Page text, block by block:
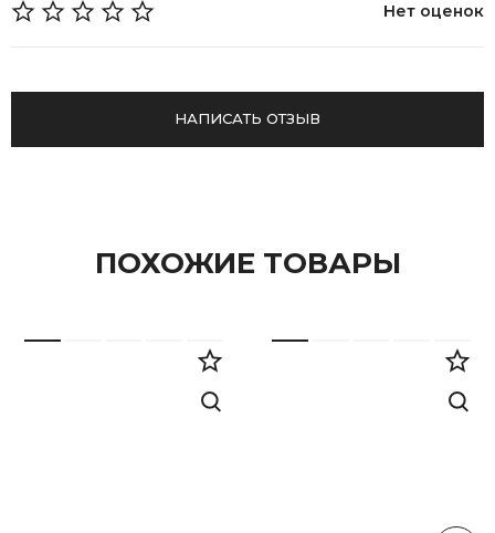
Нет оценок
НАПИСАТЬ ОТЗЫВ
ПОХОЖИЕ ТОВАРЫ